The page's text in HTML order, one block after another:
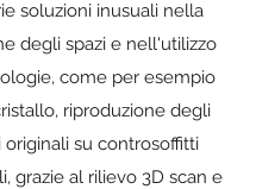
soluzioni inusuali nella
degli spazi e nell'utilizzo
come per esempio
riproduzione degli
originali su controsoffitti
grazie al rilievo 3D scan e